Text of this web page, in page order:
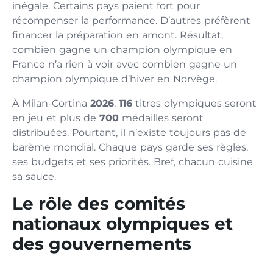
inégale. Certains pays paient fort pour
récompenser la performance. D’autres préfèrent
financer la préparation en amont. Résultat,
combien gagne un champion olympique en
France n’a rien à voir avec combien gagne un
champion olympique d’hiver en Norvège.
À Milan-Cortina 2026, 116 titres olympiques seront
en jeu et plus de 700 médailles seront
distribuées. Pourtant, il n’existe toujours pas de
barème mondial. Chaque pays garde ses règles,
ses budgets et ses priorités. Bref, chacun cuisine
sa sauce.
Le rôle des comités
nationaux olympiques et
des gouvernements